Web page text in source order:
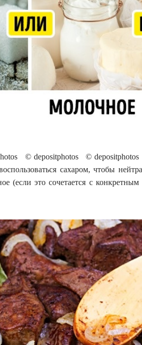
© depositphotos ©
сахаром, чтобы
(если это сочетается с